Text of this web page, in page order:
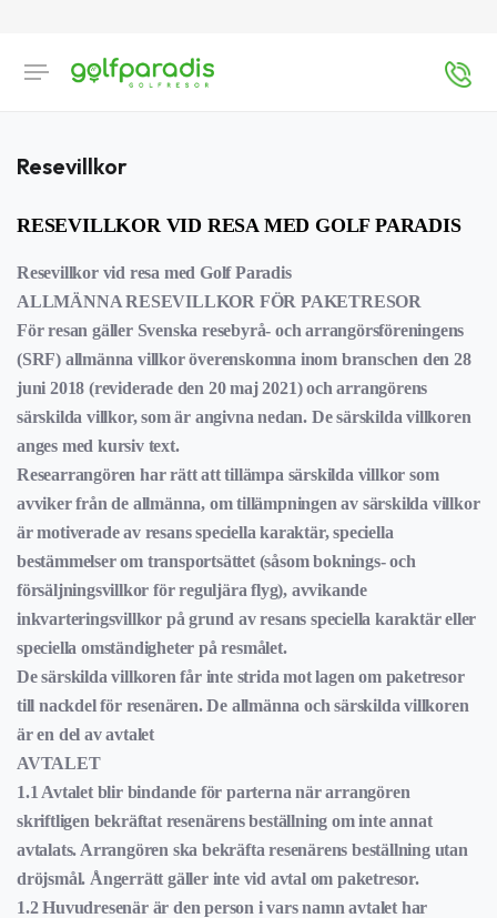
Resevillkor
RESEVILLKOR VID RESA MED GOLF PARADIS
Resevillkor vid resa med Golf Paradis
ALLMÄNNA RESEVILLKOR FÖR PAKETRESOR
För resan gäller Svenska resebyrå- och arrangörsföreningens
(SRF) allmänna villkor överenskomna inom branschen den 28
juni 2018 (reviderade den 20 maj 2021) och arrangörens
särskilda villkor, som är angivna nedan. De särskilda villkoren
anges med kursiv text.
Researrangören har rätt att tillämpa särskilda villkor som
avviker från de allmänna, om tillämpningen av särskilda villkor
är motiverade av resans speciella karaktär, speciella
bestämmelser om transportsättet (såsom boknings- och
försäljningsvillkor för reguljära flyg), avvikande
inkvarteringsvillkor på grund av resans speciella karaktär eller
speciella omständigheter på resmålet.
De särskilda villkoren får inte strida mot lagen om paketresor
till nackdel för resenären. De allmänna och särskilda villkoren
är en del av avtalet
AVTALET
1.1 Avtalet blir bindande för parterna när arrangören
skriftligen bekräftat resenärens beställning om inte annat
avtalats. Arrangören ska bekräfta resenärens beställning utan
dröjsmål. Ångerrätt gäller inte vid avtal om paketresor.
1.2 Huvudresenär är den person i vars namn avtalet har